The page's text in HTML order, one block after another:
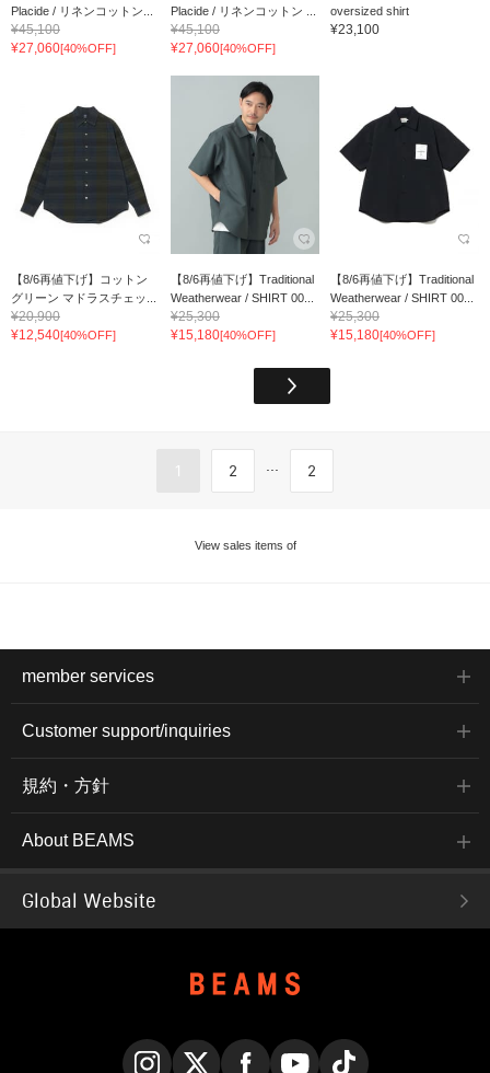
Placide / リネンコットン...
¥45,100
¥27,060[40%OFF]
Placide / リネンコットン ...
¥45,100
¥27,060[40%OFF]
oversized shirt
¥23,100
【8/6再値下げ】コットン
グリーン マドラスチェッ...
¥20,900
¥12,540[40%OFF]
【8/6再値下げ】Traditional
Weatherwear / SHIRT 00...
¥25,300
¥15,180[40%OFF]
【8/6再値下げ】Traditional
Weatherwear / SHIRT 00...
¥25,300
¥15,180[40%OFF]
1 2 ... 2
View sales items of
member services
Customer support/inquiries
規約・方針
About BEAMS
Global Website